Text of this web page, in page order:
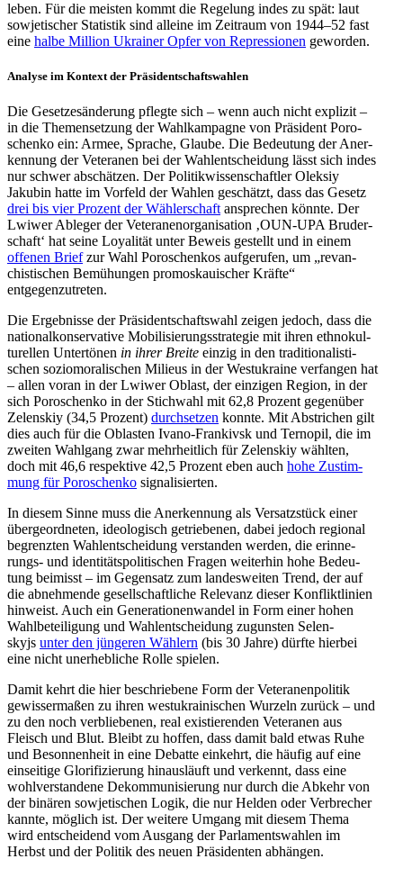
leben. Für die meisten kommt die Rege­lung indes zu spät: laut
sowje­ti­scher Sta­tis­tik sind alleine im Zeit­raum von 1944–52 fast
eine halbe Million Ukrai­ner Opfer von Repres­sio­nen geworden.
Analyse im Kontext der Präsidentschaftswahlen
Die Geset­zes­än­de­rung pflegte sich – wenn auch nicht expli­zit –
in die The­men­set­zung der Wahl­kam­pa­gne von Prä­si­dent Poro­
schenko ein: Armee, Sprache, Glaube. Die Bedeu­tung der Aner­
ken­nung der Vete­ra­nen bei der Wahl­ent­schei­dung lässt sich indes
nur schwer abschät­zen. Der Poli­tik­wis­sen­schaft­ler Oleksiy
Jakubin hatte im Vorfeld der Wahlen geschätzt, dass das Gesetz
drei bis vier Prozent der Wäh­ler­schaft anspre­chen könnte. Der
Lwiwer Ableger der Vete­ra­nen­or­ga­ni­sa­tion ‚OUN-UPA Bru­der­
schaft‘ hat seine Loya­li­tät unter Beweis gestellt und in einem
offenen Briefzur Wahl Poro­schen­kos auf­ge­ru­fen, um „revan­
chis­ti­schen Bemü­hun­gen pro­mos­kaui­scher Kräfte“
entgegenzutreten.
Die Ergeb­nisse der Prä­si­dent­schafts­wahl zeigen jedoch, dass die
natio­nal­kon­ser­va­tive Mobi­li­sie­rungs­stra­te­gie mit ihren eth­no­kul­
tu­rel­len Unter­tö­nen in ihrer Breite einzig in den tra­di­tio­na­lis­ti­
schen sozio­mo­ra­li­schen Milieus in der West­ukraine ver­fan­gen hat
– allen voran in der Lwiwer Oblast, der ein­zi­gen Region, in der
sich Poro­schenko in der Stich­wahl mit 62,8 Prozent gegen­über
Zel­en­s­kiy (34,5 Prozent) durch­set­zen konnte. Mit Abstri­chen gilt
dies auch für die Oblas­ten Ivano-Frankivsk und Terno­pil, die im
zweiten Wahl­gang zwar mehr­heit­lich für Zel­en­s­kiy wählten,
doch mit 46,6 respek­tive 42,5 Prozent eben auch hohe Zustim­
mung für Poro­schenko signalisierten.
In diesem Sinne muss die Aner­ken­nung als Ver­satz­stück einer
über­ge­ord­ne­ten, ideo­lo­gisch getrie­be­nen, dabei jedoch regio­nal
begrenz­ten Wahl­ent­schei­dung ver­stan­den werden, die erin­ne­
rungs- und iden­ti­täts­po­li­ti­schen Fragen wei­ter­hin hohe Bedeu­
tung bei­misst – im Gegen­satz zum lan­des­wei­ten Trend, der auf
die abneh­mende gesell­schaft­li­che Rele­vanz dieser Kon­flikt­li­nien
hin­weist. Auch ein Gene­ra­tio­nen­wan­del in Form einer hohen
Wahl­be­tei­li­gung und Wahl­ent­schei­dung zuguns­ten Selen­
skyjs unter den jün­ge­ren Wählern (bis 30 Jahre) dürfte hierbei
eine nicht uner­heb­li­che Rolle spielen.
Damit kehrt die hier beschrie­bene Form der Vete­ra­nen­po­li­tik
gewis­ser­ma­ßen zu ihren west­ukrai­ni­schen Wurzeln zurück – und
zu den noch ver­blie­be­nen, real exis­tie­ren­den Vete­ra­nen aus
Fleisch und Blut. Bleibt zu hoffen, dass damit bald etwas Ruhe
und Beson­nen­heit in eine Debatte ein­kehrt, die häufig auf eine
ein­sei­tige Glo­ri­fi­zie­rung hin­aus­läuft und ver­kennt, dass eine
wohl­ver­stan­dene Dekom­mu­ni­sie­rung nur durch die Abkehr von
der binären sowje­ti­schen Logik, die nur Helden oder Ver­bre­cher
kannte, möglich ist. Der weitere Umgang mit diesem Thema
wird ent­schei­dend vom Ausgang der Par­la­ments­wah­len im
Herbst und der Politik des neuen Prä­si­den­ten abhängen.